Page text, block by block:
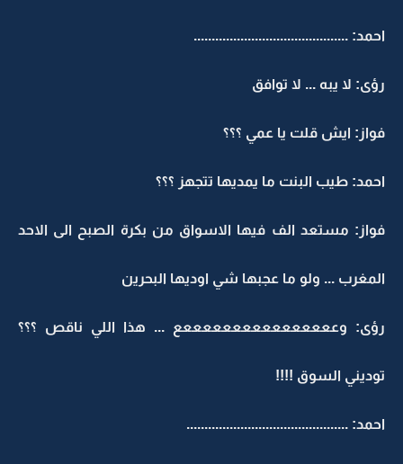
احمد: ...........................................
رؤى: لا يبه ... لا توافق
فواز: ايش قلت يا عمي ؟؟؟
احمد: طيب البنت ما يمديها تتجهز ؟؟؟
فواز: مستعد الف فيها الاسواق من بكرة الصبح الى الاحد
المغرب ... ولو ما عجبها شي اوديها البحرين
رؤى: وععععععععععععععععع ... هذا اللي ناقص ؟؟؟
توديني السوق !!!!
احمد: .............................................